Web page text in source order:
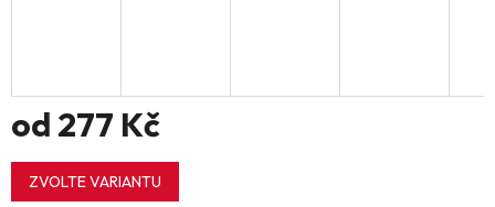
od 277 Kč
Měrná
cena:
ZVOLTE VARIANTU